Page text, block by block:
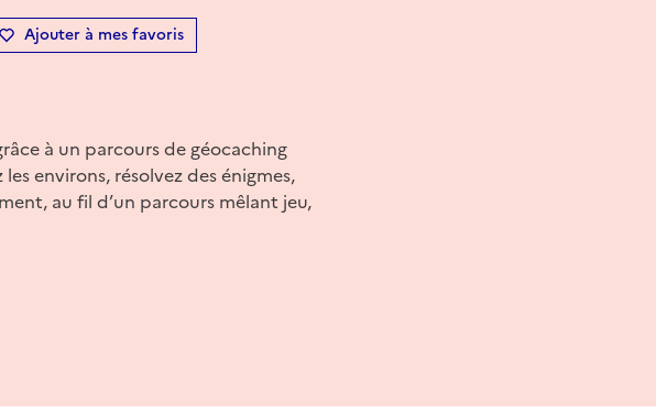
Ajouter à mes favoris
à un parcours de géocaching
environs, résolvez des énigmes,
au fil d’un parcours mêlant jeu,